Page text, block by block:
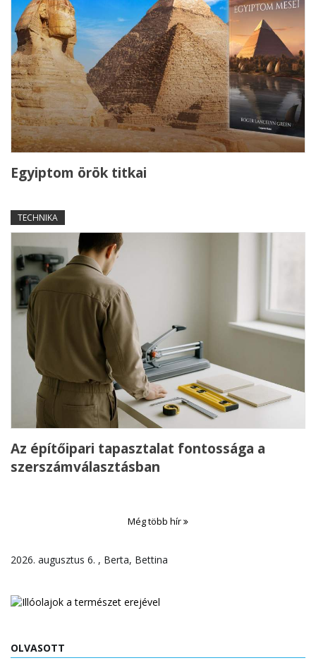
Egyiptom örök titkai
TECHNIKA
Az építőipari tapasztalat fontossága a
szerszámválasztásban
Még több hír
2026. augusztus 6. , Berta, Bettina
OLVASOTT